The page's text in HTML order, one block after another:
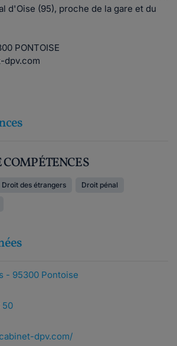
d'Oise (95), proche de la gare et du
PONTOISE
dpv.com
Droit des étrangers Droit pénal
- 95300 Pontoise
50
dpv.com/